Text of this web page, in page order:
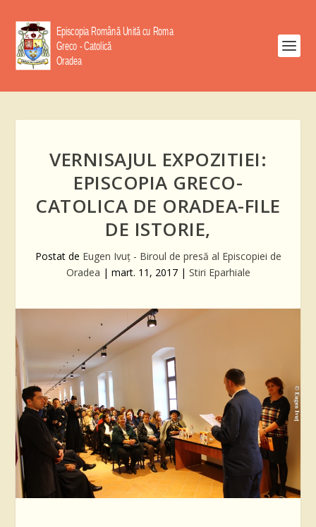
VERNISAJUL EXPOZITIEI:
EPISCOPIA GRECO-
CATOLICA DE ORADEA-FILE
DE ISTORIE,
Postat de Eugen Ivuţ - Biroul de presă al Episcopiei de
Oradea | mart. 11, 2017| Stiri Eparhiale